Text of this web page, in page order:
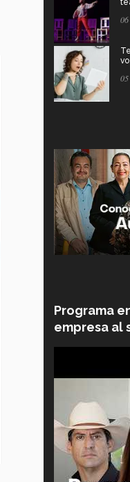
Programa
empresa al